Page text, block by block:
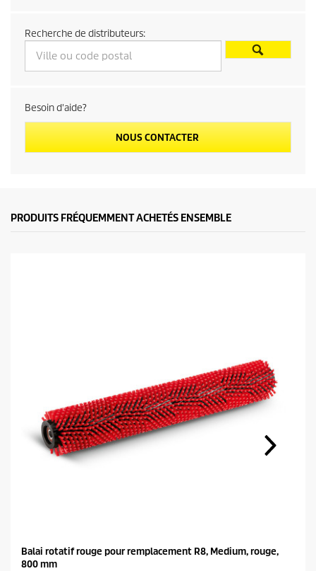
Recherche de distributeurs:
Besoin d'aide?
NOUS CONTACTER
PRODUITS FRÉQUEMMENT ACHETÉS ENSEMBLE
Balai rotatif rouge pour remplacement R8, Medium, rouge,
800 mm